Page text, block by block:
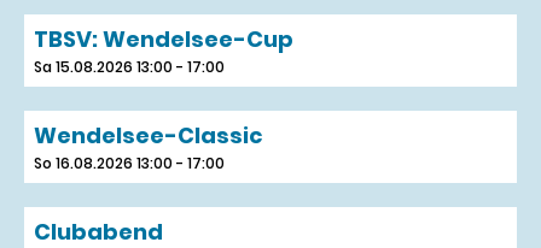
TBSV: Wendelsee-Cup
Sa 15.08.2026 13:00 - 17:00
Wendelsee-Classic
So 16.08.2026 13:00 - 17:00
Clubabend